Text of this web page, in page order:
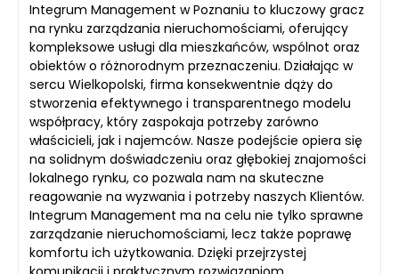
Integrum Management w Poznaniu to kluczowy gracz
na rynku zarządzania nieruchomościami, oferujący
kompleksowe usługi dla mieszkańców, wspólnot oraz
obiektów o różnorodnym przeznaczeniu. Działając w
sercu Wielkopolski, firma konsekwentnie dąży do
stworzenia efektywnego i transparentnego modelu
współpracy, który zaspokaja potrzeby zarówno
właścicieli, jak i najemców. Nasze podejście opiera się
na solidnym doświadczeniu oraz głębokiej znajomości
lokalnego rynku, co pozwala nam na skuteczne
reagowanie na wyzwania i potrzeby naszych Klientów.
Integrum Management ma na celu nie tylko sprawne
zarządzanie nieruchomościami, lecz także poprawę
komfortu ich użytkowania. Dzięki przejrzystej